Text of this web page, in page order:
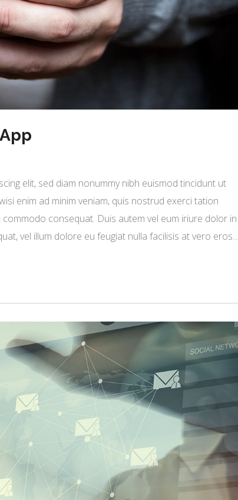
elit, sed diam nonummy nibh euismod tincidunt ut
enim ad minim veniam, quis nostrud exerci tation
consequat. Duis autem vel eum iriure dolor in
vel illum dolore eu feugiat nulla facilisis at vero eros...